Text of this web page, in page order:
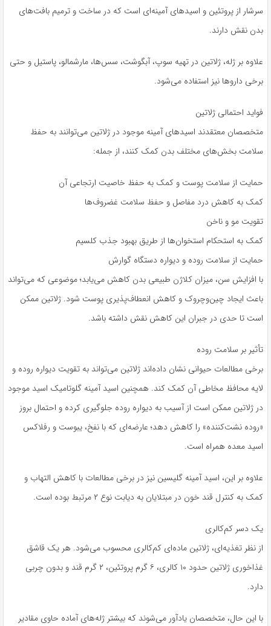
سرشار از پروتئین و اسیدهای آمینه‌ای است که در ساخت و ترمیم بافت‌های
بدن نقش دارند.
علاوه بر ژله، ژلاتین در تهیه سوپ، آبگوشت، سس‌ها، مارشمالو، پاستیل و حتی
برخی داروها نیز استفاده می‌شود.
فواید احتمالی ژلاتین
متخصصان معتقدند اسیدهای آمینه موجود در ژلاتین می‌توانند به حفظ
سلامت بخش‌های مختلف بدن کمک کنند، از جمله:
حمایت از سلامت پوست و کمک به حفظ خاصیت ارتجاعی آن
کمک به کاهش درد مفاصل و حفظ سلامت غضروف‌ها
تقویت مو و ناخن
کمک به استحکام استخوان‌ها از طریق بهبود جذب کلسیم
حمایت از سلامت روده و دیواره دستگاه گوارش
با افزایش سن، میزان کلاژن طبیعی بدن کاهش می‌یابد؛ موضوعی که می‌تواند
باعث ایجاد چین‌وچروک و کاهش انعطاف‌پذیری پوست شود. ژلاتین ممکن
است تا حدی در جبران این کاهش نقش داشته باشد.
تأثیر بر سلامت روده
برخی مطالعات حیوانی نشان داده‌اند ژلاتین می‌تواند به تقویت دیواره روده و
لایه محافظ مخاطی آن کمک کند. همچنین اسید آمینه گلوتامیک اسید موجود
در ژلاتین ممکن است از آسیب به دیواره روده جلوگیری کرده و احتمال بروز
«روده نشت‌کننده» را کاهش دهد؛ عارضه‌ای که با نفخ، یبوست و رفلاکس
اسید معده همراه است.
علاوه بر این، اسید آمینه گلیسین نیز در برخی مطالعات با کاهش التهاب و
کمک به کنترل قند خون در مبتلایان به دیابت نوع ۲ مرتبط بوده است.
یک دسر کم‌کالری
از نظر تغذیه‌ای، ژلاتین ماده‌ای کم‌کالری محسوب می‌شود. هر یک قاشق
غذاخوری ژلاتین حدود ۱۰ کالری، ۶ گرم پروتئین، ۲ گرم قند و بدون چربی
دارد.
با این حال، متخصصان یادآور می‌شوند که بیشتر ژله‌های آماده حاوی مقادیر